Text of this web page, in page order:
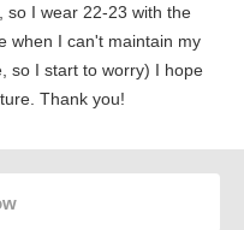
so I wear 22-23 with the
when I can't maintain my
so I start to worry) I hope
Thank you!